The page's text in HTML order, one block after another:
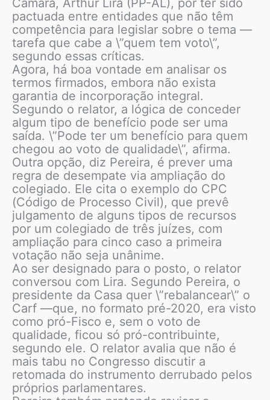
Câmara, Arthur Lira (PP-AL), por ter sido
pactuada entre entidades que não têm
competência para legislar sobre o tema —
tarefa que cabe a \”quem tem voto\”,
segundo essas críticas.
Agora, há boa vontade em analisar os
termos firmados, embora não exista
garantia de incorporação integral.
Segundo o relator, a lógica de conceder
algum tipo de benefício pode ser uma
saída. \”Pode ter um benefício para quem
chegou ao voto de qualidade\”, afirma.
Outra opção, diz Pereira, é prever uma
regra de desempate via ampliação do
colegiado. Ele cita o exemplo do CPC
(Código de Processo Civil), que prevê
julgamento de alguns tipos de recursos
por um colegiado de três juízes, com
ampliação para cinco caso a primeira
votação não seja unânime.
Ao ser designado para o posto, o relator
conversou com Lira. Segundo Pereira, o
presidente da Casa quer \”rebalancear\” o
Carf —que, no formato pré-2020, era visto
como pró-Fisco e, sem o voto de
qualidade, ficou só pró-contribuinte,
segundo ele. O relator avalia que não é
mais tabu no Congresso discutir a
retomada do instrumento derrubado pelos
próprios parlamentares.